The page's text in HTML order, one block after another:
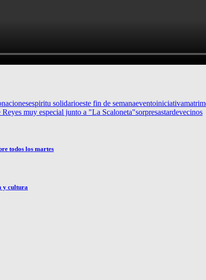
espiritu solidarioeste fin de semanaeventoiniciativa
muy especial junto a "La Scaloneta"sorpresastardevecinos
todos los martes
y cultura